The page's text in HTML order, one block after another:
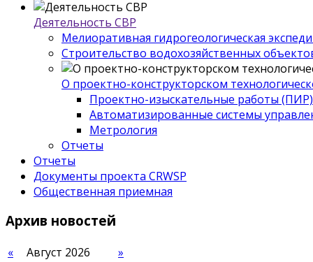
Деятельность СВР
Мелиоративная гидрогеологическая
Строительство водохозяйственных
О проектно-конструкторском
Проектно-изыскательные работы (ПИР)
Автоматизированные системы
Метрология
Отчеты
Отчеты
Документы проекта CRWSP
Общественная приемная
Архив новостей
« Август 2026
»